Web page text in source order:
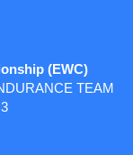
(EWC)
TEAM